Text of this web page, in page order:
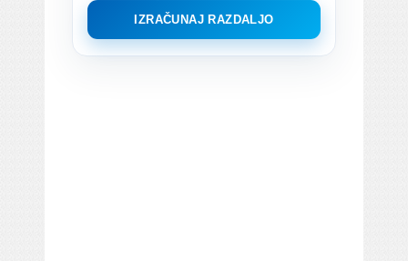
IZRAČUNAJ RAZDALJO